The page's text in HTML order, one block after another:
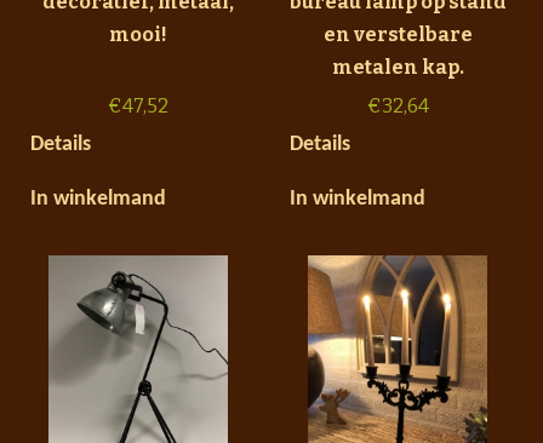
mooi!
€47,52
Details
In winkelmand
en verstelbare
metalen kap.
€32,64
Details
In winkelmand